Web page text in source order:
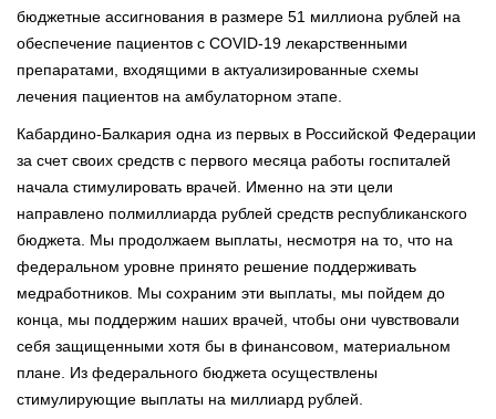
бюджетные ассигнования в размере 51 миллиона рублей на
обеспечение пациентов с COVID-19 лекарственными
препаратами, входящими в актуализированные схемы
лечения пациентов на амбулаторном этапе.
Кабардино-Балкария одна из первых в Российской Федерации
за счет своих средств с первого месяца работы госпиталей
начала стимулировать врачей. Именно на эти цели
направлено полмиллиарда рублей средств республиканского
бюджета. Мы продолжаем выплаты, несмотря на то, что на
федеральном уровне принято решение поддерживать
медработников. Мы сохраним эти выплаты, мы пойдем до
конца, мы поддержим наших врачей, чтобы они чувствовали
себя защищенными хотя бы в финансовом, материальном
плане. Из федерального бюджета осуществлены
стимулирующие выплаты на миллиард рублей.